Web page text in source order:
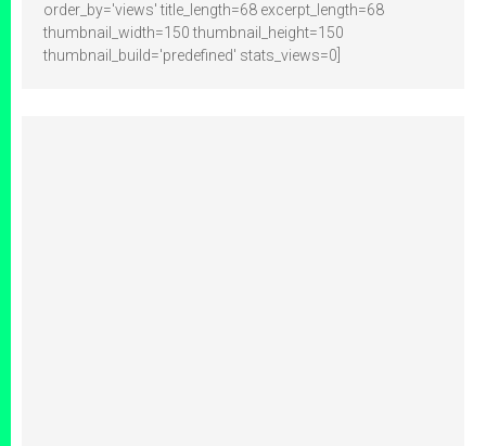
order_by='views' title_length=68 excerpt_length=68
thumbnail_width=150 thumbnail_height=150
thumbnail_build='predefined' stats_views=0]